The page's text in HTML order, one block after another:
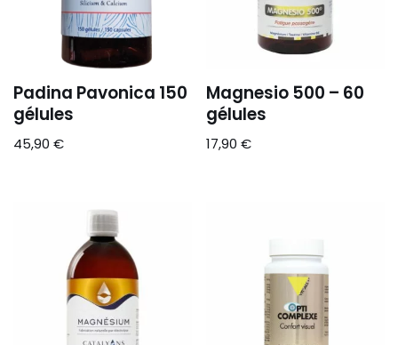
Padina Pavonica 150
gélules
45,90 €
Magnesio 500 – 60
gélules
17,90€